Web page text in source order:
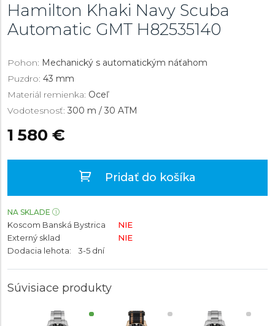
Hamilton Khaki Navy Scuba
Automatic GMT H82535140
Pohon: Mechanický s automatickým náťahom
Puzdro: 43 mm
Materiál remienka: Oceľ
Vodotesnosť: 300 m / 30 ATM
1 580 €
Pridať do košíka
NA SKLADE
Koscom Banská Bystrica
NIE
Externý sklad
NIE
Dodacia lehota:
3-5 dní
Súvisiace produkty